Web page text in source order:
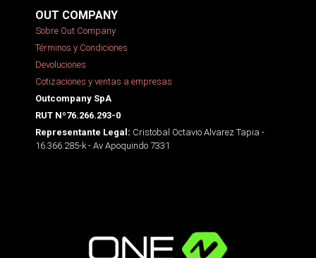
OUT COMPANY
Sobre Out Company
Términos y Condiciones
Devoluciones
Cotizaciones y ventas a empresas
Outcompany SpA
RUT Nº76.266.293-0
Representante Legal: Cristobal Octavio Alvarez Tapia -
16.366.285-k - Av Apoquindo 7331